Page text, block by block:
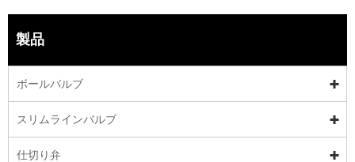
製品
ボールバルブ
スリムラインバルブ
仕切り弁